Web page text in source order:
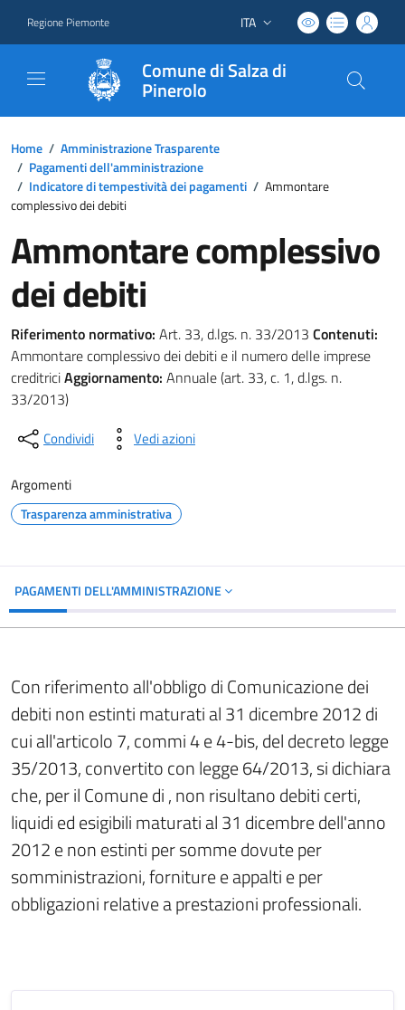
Regione Piemonte Lingua attiva:
ITA
Comune di Salza di
Pinerolo
Home / Amministrazione Trasparente
/ Pagamenti dell'amministrazione
/ Indicatore di tempestività dei pagamenti / Ammontare
complessivo dei debiti
Ammontare complessivo
dei debiti
Riferimento normativo: Art. 33, d.lgs. n. 33/2013 Contenuti:
Ammontare complessivo dei debiti e il numero delle imprese
creditriciAggiornamento: Annuale (art. 33, c. 1, d.lgs. n.
33/2013)
Condividi Vedi azioni
Argomenti
Trasparenza amministrativa
PAGAMENTI DELL'AMMINISTRAZIONE
Con riferimento all'obbligo di Comunicazione dei
debiti non estinti maturati al 31 dicembre 2012 di
cui all'articolo 7, commi 4 e 4-bis, del decreto legge
35/2013, convertito con legge 64/2013, si dichiara
che, per il Comune di , non risultano debiti certi,
liquidi ed esigibili maturati al 31 dicembre dell'anno
2012 e non estinti per somme dovute per
somministrazioni, forniture e appalti e per
obbligazioni relative a prestazioni professionali.